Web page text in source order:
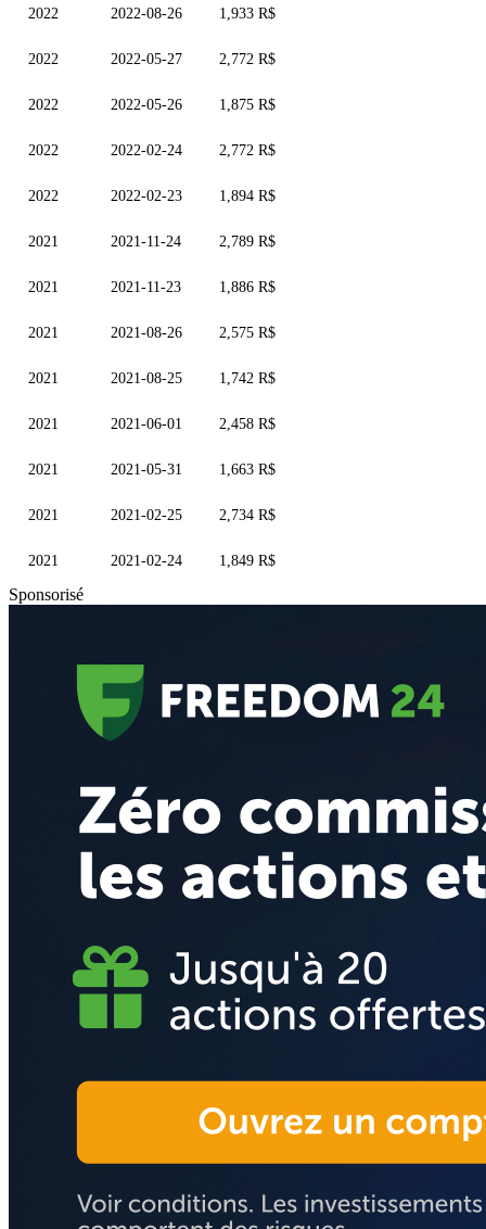
2022 2022-08-26 1,933 R$
2022 2022-05-27 2,772 R$
2022 2022-05-26 1,875 R$
2022 2022-02-24 2,772 R$
2022 2022-02-23 1,894 R$
2021 2021-11-24 2,789 R$
2021 2021-11-23 1,886 R$
2021 2021-08-26 2,575 R$
2021 2021-08-25 1,742 R$
2021 2021-06-01 2,458 R$
2021 2021-05-31 1,663 R$
2021 2021-02-25 2,734 R$
2021 2021-02-24 1,849 R$
Sponsorisé